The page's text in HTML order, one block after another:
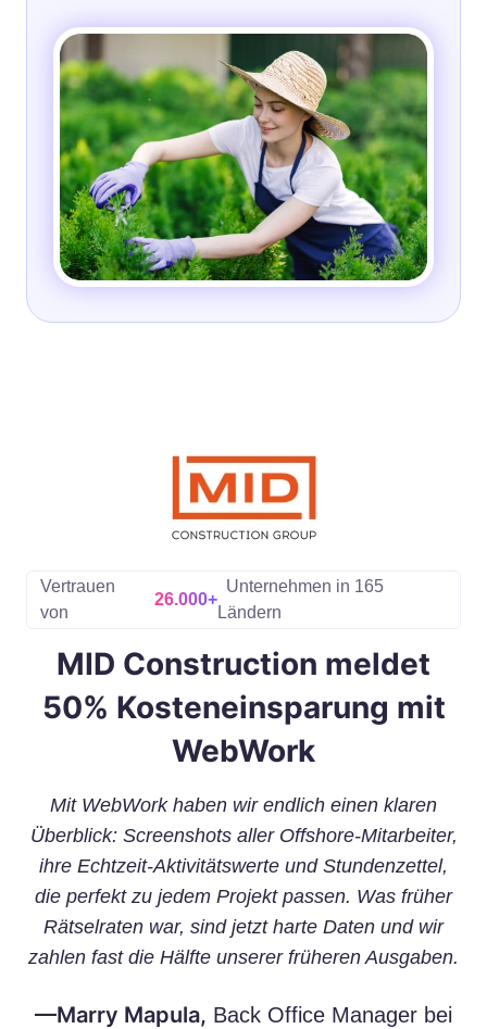
Vertrauen
von
26.000+
Unternehmen in 165
Ländern
MID Construction meldet
50% Kosteneinsparung mit
WebWork
Mit WebWork haben wir endlich einen klaren
Überblick: Screenshots aller Offshore-Mitarbeiter,
ihre Echtzeit-Aktivitätswerte und Stundenzettel,
die perfekt zu jedem Projekt passen. Was früher
Rätselraten war, sind jetzt harte Daten und wir
zahlen fast die Hälfte unserer früheren Ausgaben.
—Marry Mapula, Back Office Manager bei